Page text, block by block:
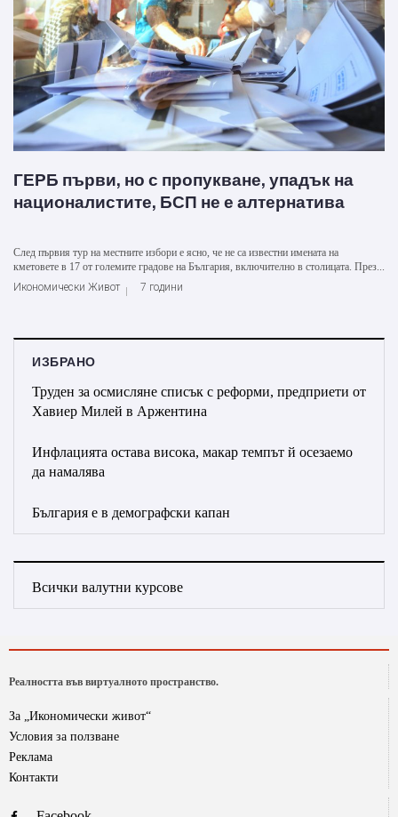
ГЕРБ първи, но с пропукване, упадък на
националистите, БСП не е алтернатива
След първия тур на местните избори е ясно, че не са известни имената на
кметовете в 17 от големите градове на България, включително в столицата. През...
Икономически Живот
7 години
ИЗБРАНО
Труден за осмисляне списък с реформи, предприети от
Хавиер Милей в Аржентина
Инфлацията остава висока, макар темпът й осезаемо
да намалява
България е в демографски капан
Всички валутни курсове
Реалността във виртуалното пространство.
За „Икономически живот“
Условия за ползване
Реклама
Контакти